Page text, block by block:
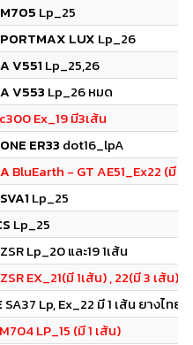
Lp_25
LUX Lp_26
V551 Lp_25,26
V553 Lp_26 หมด
Ex_19 มี3เส้น
ER33 dot16_lpA
BluEarth - GT AE51_Ex22 (มี 3
Lp_25
Lp_25
ZSR Lp_20 และ19 1เส้น
ZSR EX_21(มี 1เส้น) , 22(มี 3 เส้น)
SA37 Lp, Ex_22 มี 1 เส้น ยางไทย
LP_15 (มี 1 เส้น)